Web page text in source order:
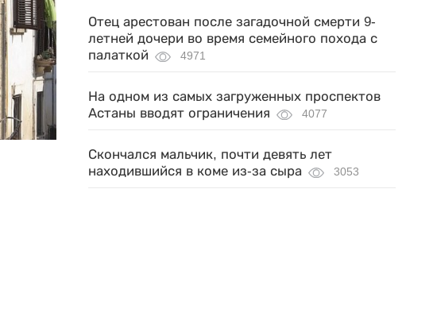
Отец арестован после загадочной смерти 9-
летней дочери во время семейного похода с
палаткой
4971
На одном из самых загруженных проспектов
Астаны вводят ограничения
4077
Скончался мальчик, почти девять лет
находившийся в коме из-за сыра
3053